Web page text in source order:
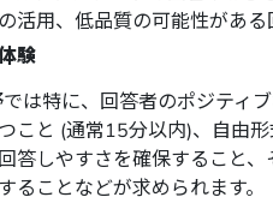
活用、低品質の可能性があ
験
は特に、回答者のポジティ
こと (通常15分以内)、自由
答しやすさを確保すること
ることなどが求められます。